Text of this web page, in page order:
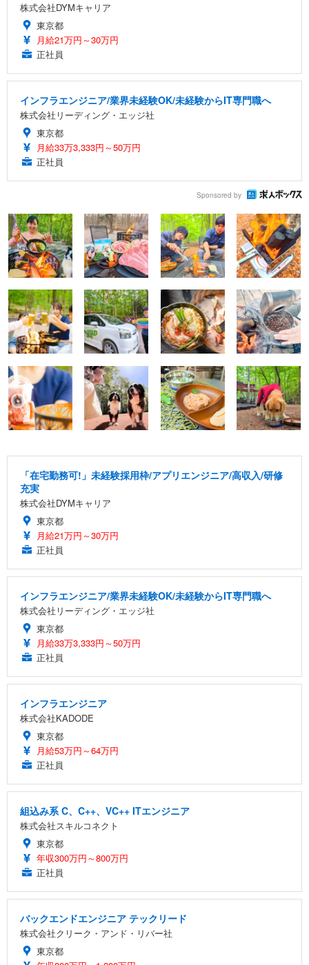
株式会社DYMキャリア
東京都
月給21万円～30万円
正社員
インフラエンジニア/業界未経験OK/未経験からIT専門職へ
株式会社リーディング・エッジ社
東京都
月給33万3,333円～50万円
正社員
Sponsored by
「在宅勤務可!」未経験採用枠/アプリエンジニア/高収入/研修
充実
株式会社DYMキャリア
東京都
月給21万円～30万円
正社員
インフラエンジニア/業界未経験OK/未経験からIT専門職へ
株式会社リーディング・エッジ社
東京都
月給33万3,333円～50万円
正社員
インフラエンジニア
株式会社KADODE
東京都
月給53万円～64万円
正社員
組込み系 C、C++、VC++ ITエンジニア
株式会社スキルコネクト
東京都
年収300万円～800万円
正社員
バックエンドエンジニア テックリード
株式会社クリーク・アンド・リバー社
東京都